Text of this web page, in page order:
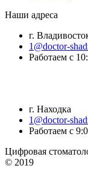
Наши адреса
г.
1@doctor-
Работаем с
г. Находка
1@doctor-
Работаем с
Цифровая
© 2019